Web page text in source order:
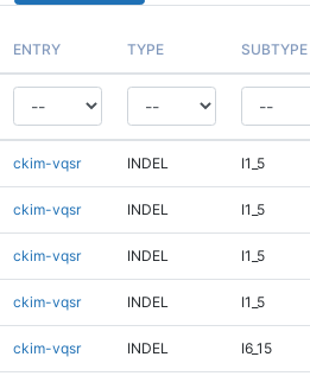
ENTRY TYPE SUBTYPE
ckim-vqsr INDEL I1_5
ckim-vqsr INDEL I1_5
ckim-vqsr INDEL I1_5
ckim-vqsr INDEL I1_5
ckim-vqsr INDEL I6_15